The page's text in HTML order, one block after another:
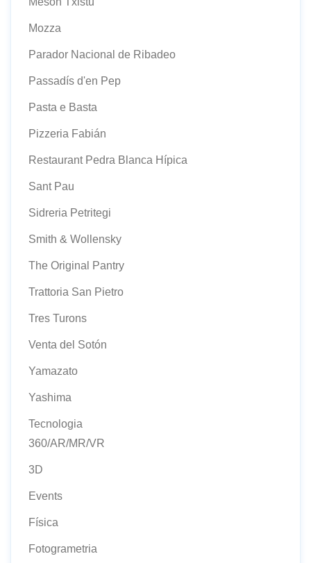
Mozza
Parador Nacional de Ribadeo
Passadís d'en Pep
Pasta e Basta
Pizzeria Fabián
Restaurant Pedra Blanca Hípica
Sant Pau
Sidreria Petritegi
Smith & Wollensky
The Original Pantry
Trattoria San Pietro
Tres Turons
Venta del Sotón
Yamazato
Yashima
Tecnologia
360/AR/MR/VR
3D
Events
Física
Fotogrametria